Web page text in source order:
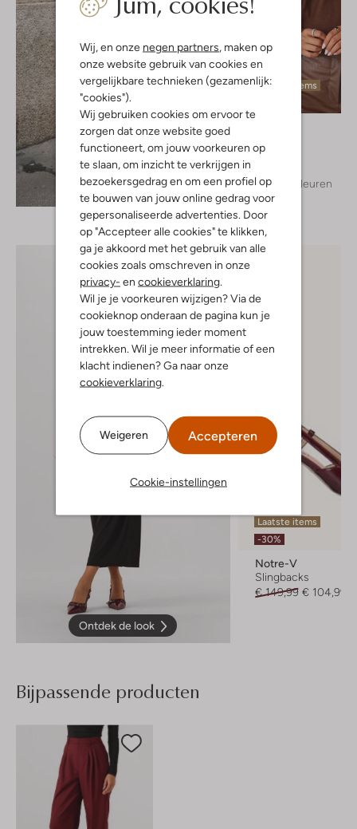
Wij, en onze negen partners , maken op
onze website gebruik van cookies en
vergelijkbare technieken (gezamenlijk:
"cookies").
Wij gebruiken cookies om ervoor te
zorgen dat onze website goed
functioneert, om jouw voorkeuren op
te slaan, om inzicht te verkrijgen in
bezoekersgedrag en om een profiel op
te bouwen van jouw online gedrag voor
gepersonaliseerde advertenties. Door
op "Accepteer alle cookies" te klikken,
ga je akkoord met het gebruik van alle
cookies zoals omschreven in onze
privacy- en cookieverklaring
Wil je je voorkeuren wijzigen? Via de
cookieknop onderaan de pagina kun je
jouw toestemming ieder moment
intrekken. Wil je meer informatie of een
klacht indienen? Ga naar onze
cookieverklaring
Weigeren Accepteren
Cookie-instellingen
Ontdek de look
Laatste items
€ 59,99
+ meer kleuren
Ontdek de look
Laatste items
-30%
Notre-V
Slingbacks
€ 149,99 € 104,99
Bijpassende producten